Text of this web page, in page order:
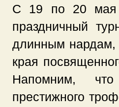
С 19 по 20 мая
праздничный
длинным нардам,
края
Напомним, что
престижного